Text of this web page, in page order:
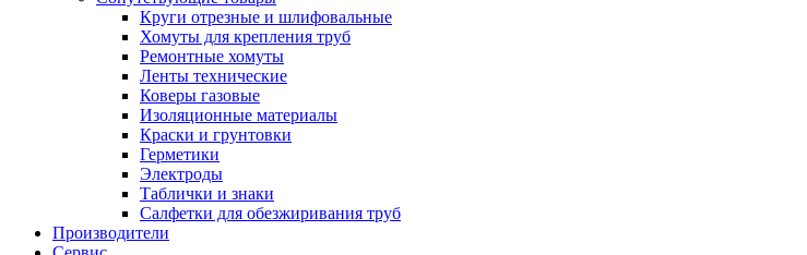
Круги отрезные и шлифовальные
Хомуты для крепления труб
Ремонтные хомуты
Ленты технические
Коверы газовые
Изоляционные материалы
Краски и грунтовки
Герметики
Электроды
Таблички и знаки
Салфетки для обезжиривания труб
Производители